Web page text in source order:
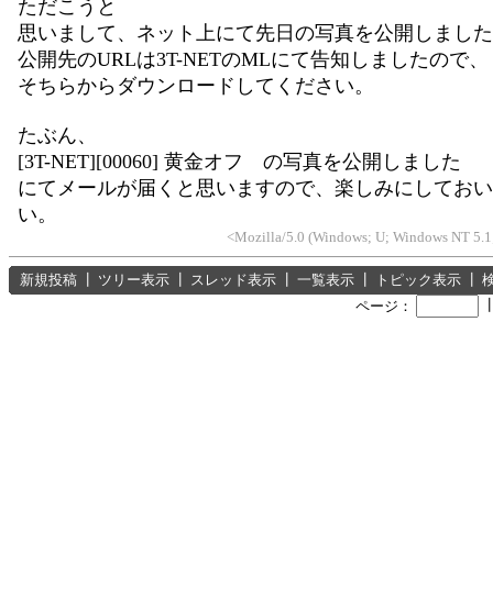
ただこうと
思いまして、ネット上にて先日の写真を公開しまし
公開先のURLは3T-NETのMLにて告知しましたので、
そちらからダウンロードしてください。
たぶん、
[3T-NET][00060] 黄金オフ の写真を公開しました
にてメールが届くと思いますので、楽しみにしてお
い。
<Mozilla/5.0 (Windows; U; Windows NT
新規投稿 ツリー表示 スレッド表示 一覧表示 トピック表示
ページ：